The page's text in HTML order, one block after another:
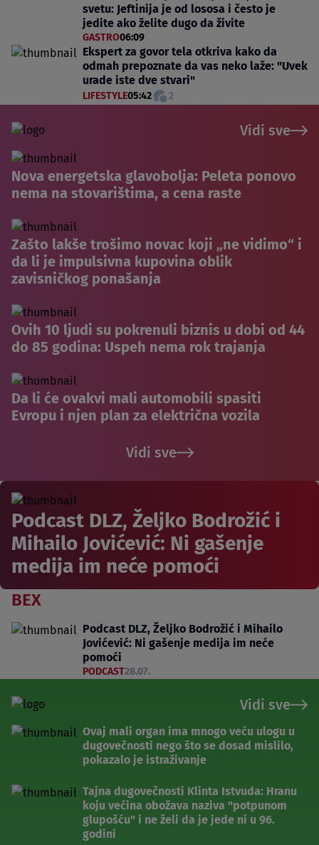
svetu: Jeftinija je od lososa i često je
jedite ako želite dugo da živite
GASTRO06:09
Ekspert za govor tela otkriva kako da
odmah prepoznate da vas neko laže: "Uvek
urade iste dve stvari"
LIFESTYLE05:42 2
Vidi sve
Nova energetska glavobolja: Peleta ponovo
nema na stovarištima, a cena raste
Zašto lakše trošimo novac koji „ne vidimo“ i
da li je impulsivna kupovina oblik
zavisničkog ponašanja
Ovih 10 ljudi su pokrenuli biznis u dobi od 44
do 85 godina: Uspeh nema rok trajanja
Da li će ovakvi mali automobili spasiti
Evropu i njen plan za električna vozila
Vidi sve
Podcast DLZ, Željko Bodrožić i
Mihailo Jovićević: Ni gašenje
medija im neće pomoći
BEX
Podcast DLZ, Željko Bodrožić i Mihailo
Jovićević: Ni gašenje medija im neće
pomoći
PODCAST28.07.
Vidi sve
Ovaj mali organ ima mnogo veću ulogu u
dugovečnosti nego što se dosad mislilo,
pokazalo je istraživanje
Tajna dugovečnosti Klinta Istvuda: Hranu
koju većina obožava naziva "potpunom
glupošću" i ne želi da je jede ni u 96.
godini